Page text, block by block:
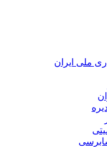
ملی ایران